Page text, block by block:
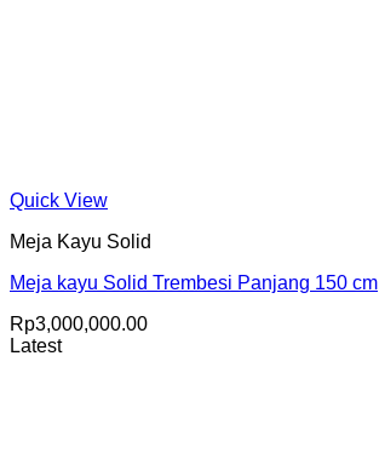
Quick View
Meja Kayu Solid
Meja kayu Solid Trembesi Panjang 150 cm
Rp3,000,000.00
Latest